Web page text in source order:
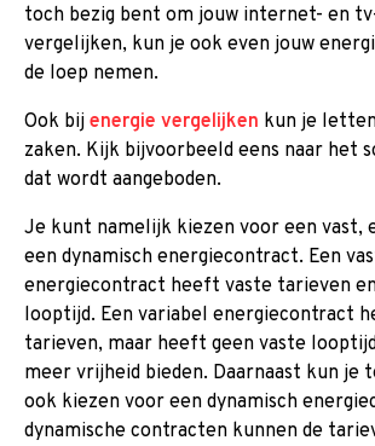
toch bezig bent om jouw internet- en
vergelijken, kun je ook even jouw
de loep nemen.
Ook bij energie vergelijken kun je
zaken. Kijk bijvoorbeeld eens naar het
dat wordt aangeboden.
Je kunt namelijk kiezen voor een vast,
een dynamisch energiecontract. Een
energiecontract heeft vaste tarieven
looptijd. Een variabel energiecontract
tarieven, maar heeft geen vaste
meer vrijheid bieden. Daarnaast kun je
ook kiezen voor een dynamisch
dynamische contracten kunnen de